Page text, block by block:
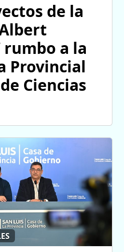
de la
rumbo a la
Provincial
Ciencias